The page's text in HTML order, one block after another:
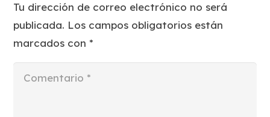
Tu dirección de correo electrónico no será
publicada. Los campos obligatorios están
marcados con*